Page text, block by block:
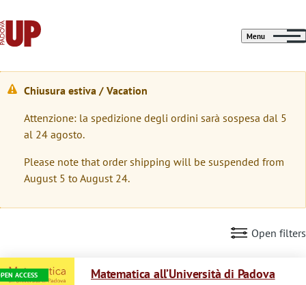
Menu
W
a
r
n
i
m
Chiusura estiva / Vacation
Attenzione: la spedizione degli ordini sarà sospesa dal 5
al 24 agosto.
Please note that order shipping will be suspended from
August 5 to August 24.
Open filters
ACCESS
Immagine Matematica all’Università di Padova